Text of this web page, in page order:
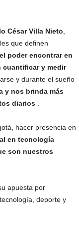
César Villa Nieto
que definen
poder encontrar en
cuantificar y medir
y durante el sueño
y nos brinda más
diarios”.
hacer presencia en
en tecnología
son nuestros
apuesta por
deporte y